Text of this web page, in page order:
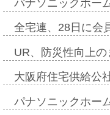
パナソニックホー
全宅連、28日に会
UR、防災性向上
大阪府住宅供給公
パナソニックホー